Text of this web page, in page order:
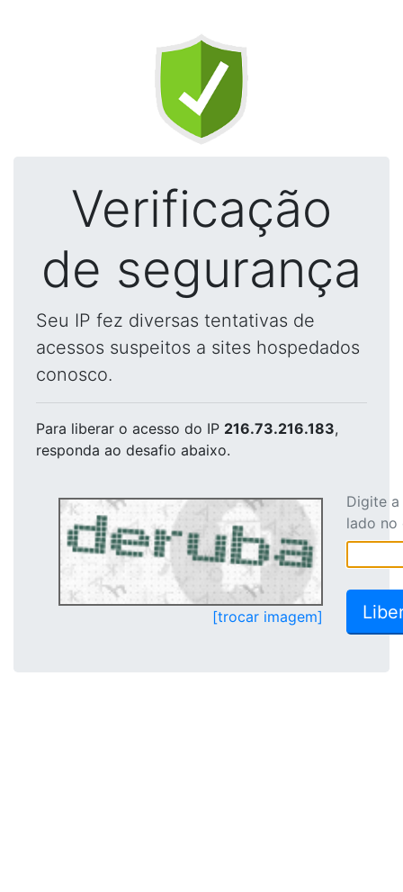
Verificação
de segurança
Seu IP fez diversas tentativas de
acessos suspeitos a sites hospedados
conosco.
Para liberar o acesso do IP 216.73.216.183,
responda ao desafio abaixo.
[trocar imagem]
Digite
lado no